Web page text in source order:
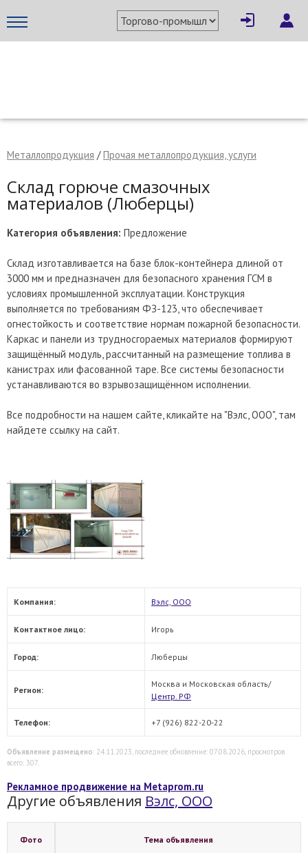
Металлопродукция /Прочая металлопродукция, услуги
Склад горюче смазочных
материалов (Люберцы)
Категория объявления: Предложение
Склад изготавливается на базе блок-контейнера длиной от
3000 мм и предназначен для безопасного хранения ГСМ в
условиях промышленной эксплуатации. Конструкция
выполняется по требованиям ФЗ-123, что обеспечивает
огнестойкость и соответствие нормам пожарной безопасности.
Каркас и панели из трудносгораемых материалов формируют
защищённый модуль, рассчитанный на размещение топлива в
канистрах или фасованной таре. Все системы безопасности
устанавливаются во взрывозащищённом исполнении.
Все подробности на нашем сайте, кликайте на "Вэлс, ООО", там
найдете ссылку на сайт.
× Написать поставщику
Отмена Отправить сообщение
Компания: Вэлс, ООО
Контактное лицо: Игорь
Город: Люберцы
Регион:
Москва и Московская область/
Центр. РФ
Телефон: +7 (926) 822-20-22
Объявление размещено: 24.11.2023, последнее обновление: 07.08.2026, просмотров
всего: 307.
Рекламное продвижение на Metaprom.ru
Другие объявления Вэлс, ООО
Фото Тема объявления